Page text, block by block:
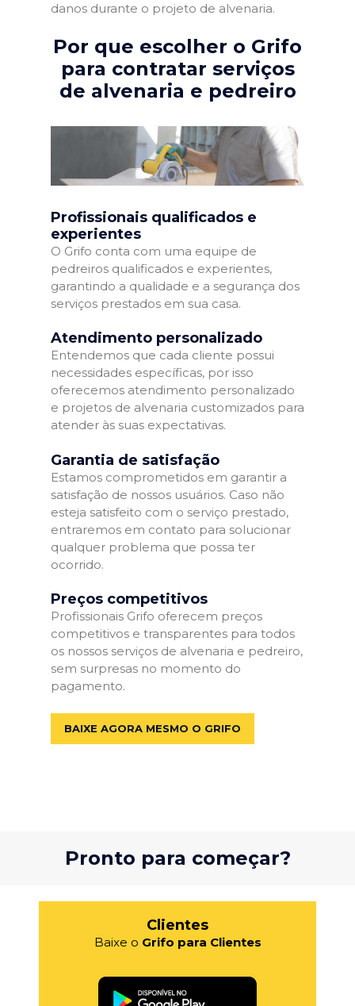
danos durante o projeto de alvenaria.
Por que escolher o Grifo
para contratar serviços
de alvenaria e pedreiro
Profissionais qualificados e
experientes
O Grifo conta com uma equipe de
pedreiros qualificados e experientes,
garantindo a qualidade e a segurança dos
serviços prestados em sua casa.
Atendimento personalizado
Entendemos que cada cliente possui
necessidades específicas, por isso
oferecemos atendimento personalizado
e projetos de alvenaria customizados para
atender às suas expectativas.
Garantia de satisfação
Estamos comprometidos em garantir a
satisfação de nossos usuários. Caso não
esteja satisfeito com o serviço prestado,
entraremos em contato para solucionar
qualquer problema que possa ter
ocorrido.
Preços competitivos
Profissionais Grifo oferecem preços
competitivos e transparentes para todos
os nossos serviços de alvenaria e pedreiro,
sem surpresas no momento do
pagamento.
BAIXE AGORA MESMO O GRIFO
Pronto para começar?
Clientes
Baixe o Grifo para Clientes